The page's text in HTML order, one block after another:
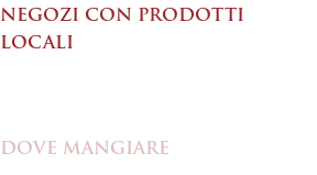
NEGOZI CON PRODOTTI
LOCALI
DOVE MANGIARE